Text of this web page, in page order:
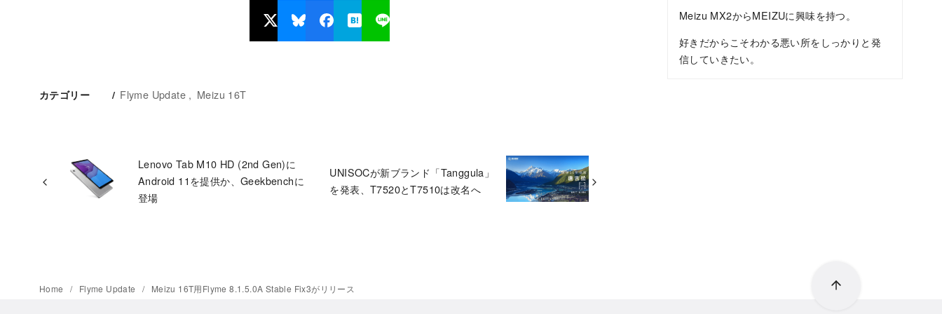
カテゴリー Flyme Update Meizu 16T
Lenovo Tab M10 HD (2nd Gen)に
Android 11を提供か、Geekbenchに
登場
UNISOCが新ブランド「Tanggula」
を発表、T7520とT7510は改名へ
Meizu MX2からMEIZUに興味を持つ。
好きだからこそわかる悪い所をしっかりと発
信していきたい。
Home Flyme Update Meizu 16T用Flyme 8.1.5.0A Stable Fix3がリリース